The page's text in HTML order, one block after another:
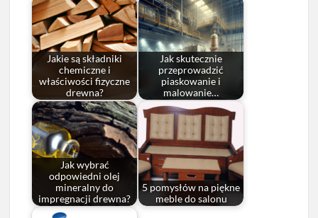
Jakie są składniki
chemiczne i
właściwości fizyczne
drewna?
Jak skutecznie
przeprowadzić
piaskowanie i
malowanie…
Jak wybrać
odpowiedni olej
mineralny do
impregnacji drewna?
5 pomysłów na piękne
meble do salonu